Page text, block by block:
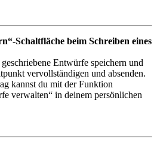
Schaltfläche beim Schreiben eines
Entwürfe speichern und
vervollständigen und absenden.
kannst du mit der Funktion
verwalten“ in deinem persönlichen